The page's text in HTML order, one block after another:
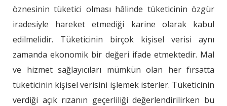
öznesinin tüketici olması hâlinde tüketicinin özgür
iradesiyle hareket etmediği karine olarak kabul
edilmelidir. Tüketicinin birçok kişisel verisi aynı
zamanda ekonomik bir değeri ifade etmektedir. Mal
ve hizmet sağlayıcıları mümkün olan her fırsatta
tüketicinin kişisel verisini işlemek isterler. Tüketicinin
verdiği açık rızanın geçerliliği değerlendirilirken bu